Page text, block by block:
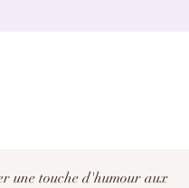
une touche d'humour aux